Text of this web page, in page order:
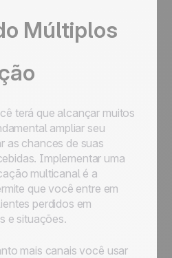
Múltiplos
terá que alcançar muitos
ampliar seu
as chances de suas
Implementar uma
multicanal é a
que você entre em
perdidos em
e situações.
mais canais você usar